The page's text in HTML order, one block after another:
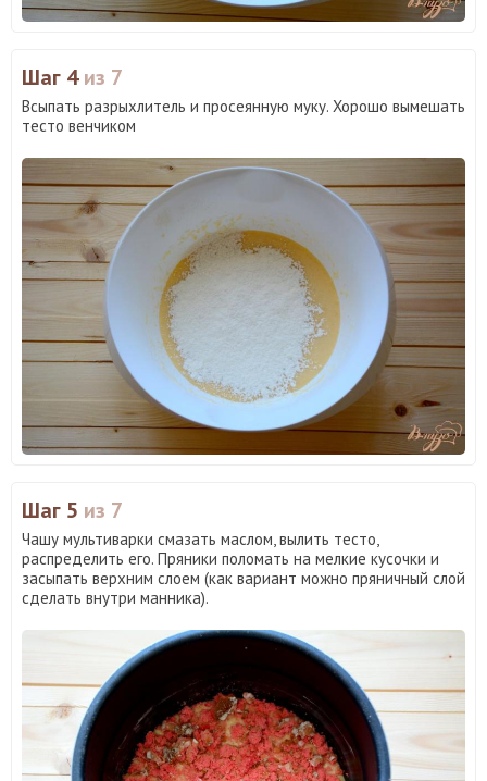
Шаг 4из 7
Всыпать разрыхлитель и просеянную муку. Хорошо вымешать
тесто венчиком
Шаг 5 из 7
Чашу мультиварки смазать маслом, вылить тесто,
распределить его. Пряники поломать на мелкие кусочки и
засыпать верхним слоем (как вариант можно пряничный слой
сделать внутри манника).